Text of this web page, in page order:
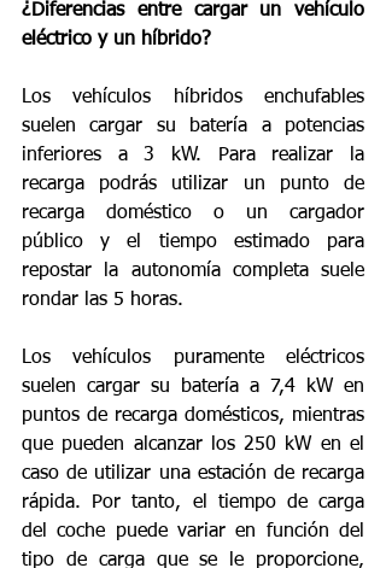
¿Diferencias entre cargar un vehículo
eléctrico y un híbrido?
Los vehículos híbridos enchufables
suelen cargar su batería a potencias
inferiores a 3 kW. Para realizar la
recarga podrás utilizar un punto de
recarga doméstico o un cargador
público y el tiempo estimado para
repostar la autonomía completa suele
rondar las 5 horas.
Los vehículos puramente eléctricos
suelen cargar su batería a 7,4 kW en
puntos de recarga domésticos, mientras
que pueden alcanzar los 250 kW en el
caso de utilizar una estación de recarga
rápida. Por tanto, el tiempo de carga
del coche puede variar en función del
tipo de carga que se le proporcione,